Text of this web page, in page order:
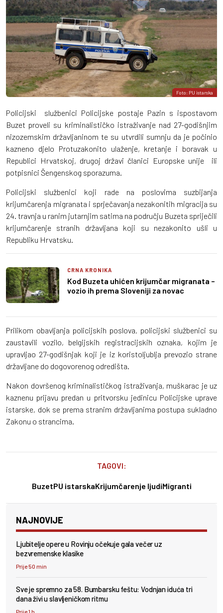
Foto: PU istarska
Policijski službenici Policijske postaje Pazin s ispostavom
Buzet proveli su kriminalističko istraživanje nad 27-godišnjim
nizozemskim državljaninom te su utvrdili sumnju da je počinio
kazneno djelo Protuzakonito ulaženje, kretanje i boravak u
Republici Hrvatskoj, drugoj državi članici Europske unije ili
potpisnici Šengenskog sporazuma.
Policijski službenici koji rade na poslovima suzbijanja
krijumčarenja migranata i sprječavanja nezakonitih migracija su
24. travnja u ranim jutarnjim satima na području Buzeta spriječili
krijumčarenje stranih državljana koji su nezakonito ušli u
Republiku Hrvatsku.
CRNA KRONIKA
Kod Buzeta uhićen krijumčar migranata –
vozio ih prema Sloveniji za novac
Prilikom obavljanja policijskih poslova, policijski službenici su
zaustavili vozilo, belgijskih registracijskih oznaka, kojim je
upravljao 27-godišnjak koji je iz koristoljublja prevozio strane
državljane do dogovorenog odredišta.
Nakon dovršenog kriminalističkog istraživanja, muškarac je uz
kaznenu prijavu predan u pritvorsku jedinicu Policijske uprave
istarske, dok se prema stranim državljanima postupa sukladno
Zakonu o strancima.
TAGOVI:
BuzetPU istarskaKrijumčarenje ljudiMigranti
NAJNOVIJE
Ljubitelje opere u Rovinju očekuje gala večer uz
bezvremenske klasike
Prije 50 min
Sve je spremno za 58. Bumbarsku feštu: Vodnjan iduća tri
dana živi u slavljeničkom ritmu
Prije 1 h